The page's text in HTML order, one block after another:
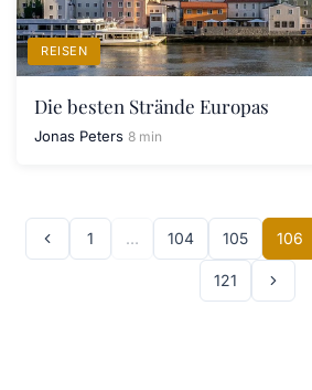
REISEN
Die besten Strände Europas
Jonas Peters 8 min
1 … 104 105 106
121